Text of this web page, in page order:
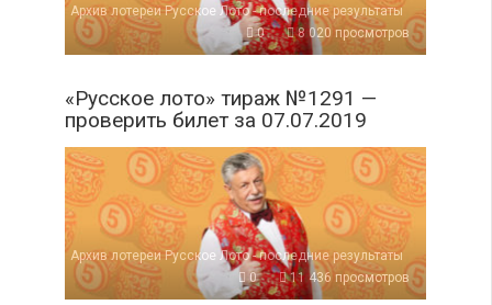
Архив лотереи Русское Лото - последние результаты
0
8 020 просмотров
«Русское лото» тираж №1291 —
проверить билет за 07.07.2019
Архив лотереи Русское Лото - последние результаты
0
11 436 просмотров